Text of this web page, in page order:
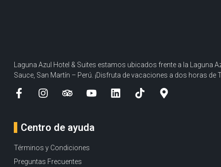
Laguna Azul Hotel & Suites estamos ubicados frente a la Laguna
Sauce, San Martín – Perú. ¡Disfruta de vacaciones a dos horas de
Centro de ayuda
Términos y Condiciones
Preguntas Frecuentes